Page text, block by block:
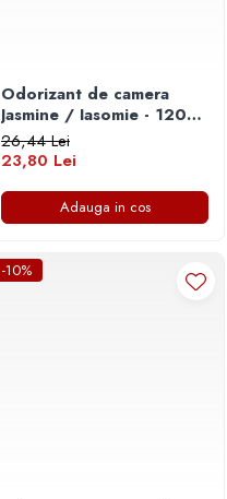
Odorizant de camera
Jasmine / Iasomie - 120
ml
26,44 Lei
23,80 Lei
Adauga in cos
-10%